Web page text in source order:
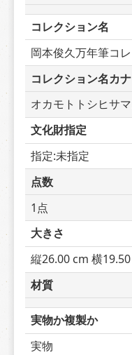
コレクション名
岡本俊久万年筆コ
コレクション名カナ
オカモトトシヒサ
文化財指定
指定:未指定
点数
1点
大きさ
縦26.00 cm 横
材質
実物か複製か
実物